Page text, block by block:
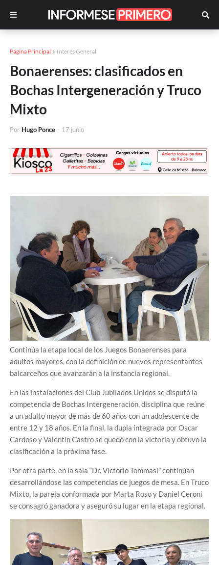
Página Principal Interés General
Bonaerenses: clasificados en
Bochas Intergeneración y Truco
Mixto
Por Hugo Ponce - 17 junio
Continúa la etapa local de los Juegos Bonaerenses para
adultos mayores, con la definición de nuevos representantes
balcarceños que avanzarán a la instancia regional.
En las instalaciones del Club Jubilados Unidos se disputó la
competencia de Bochas Intergeneración, disciplina que reúne
a un adulto mayor de más de 60 años con un adolescente de
entre 12 y 18 años. En la final, la dupla integrada por Oscar
Cardoso y Valentín Castro se quedó con la victoria y obtuvo la
clasificación a la próxima fase.
Por otra parte, en la sala “Dr. Victorio Tommasi” continúan
desarrollándose las competencias de juegos de mesa. En Truco
Mixto, la pareja conformada por Marta Roso y Daniel Ceroni
se consagró ganadora y aseguró su lugar en la etapa regional.